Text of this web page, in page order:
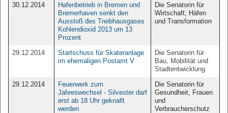
30.12.2014
Hafenbetrieb in Bremen und
Bremerhaven senkt den
Ausstoß des Treibhausgases
Kohlendioxid 2013 um 13
Prozent
Die Senatorin für
Wirtschaft, Häfen
und Transformation
29.12.2014
Startschuss für Skateranlage
im ehemaligen Postamt V
Die Senatorin für
Bau, Mobilität und
Stadtentwicklung
29.12.2014
Feuerwerk zum
Jahreswechsel - Silvester darf
erst ab 18 Uhr geknallt
werden
Die Senatorin für
Gesundheit, Frauen
und
Verbraucherschutz